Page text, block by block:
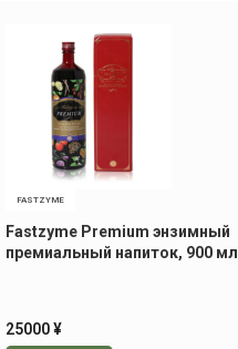
FASTZYME
Fastzyme Premium энзимный
премиальный напиток, 900 мл
25000¥